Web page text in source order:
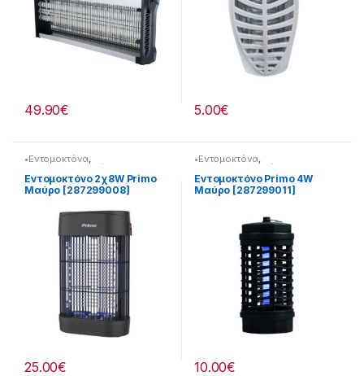
49.90€ 5.00€
•Εντομοκτόνα,
Εντομοαπωθητικά
Εντομοκτόνο 2χ8W Primo
Μαύρο [287299008]
25.00€
•Εντομοκτόνα,
Εντομοαπωθητικά
Εντομοκτόνο Primo 4W
Μαύρο [287299011]
10.00€